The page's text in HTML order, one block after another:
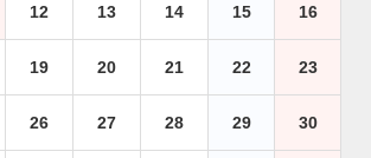
12 13 14 15 16
19 20 21 22 23
26 27 28 29 30